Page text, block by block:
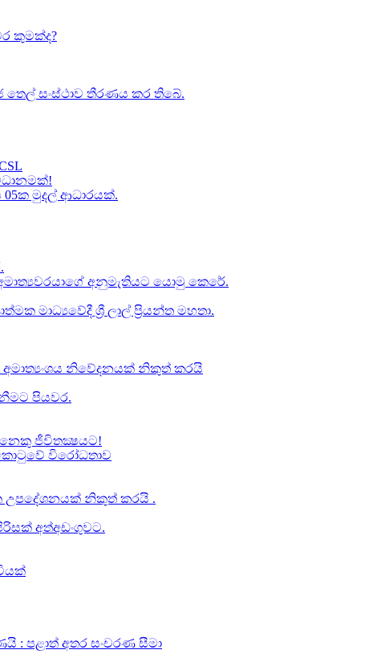
කුමක්ද​?
තෙල් සංස්ථාව තීරණය කර තිබේ.
මුදල් ආධාරයක්​.
අනුමැතියට​ යොමු කෙරේ.
මාධ්‍යවේදී ශ්‍රී ලාල් ප්‍රියන්ත මහතා.
අමාත්‍යංශය නිවේදනයක් නිකුත් කරයි
පියවර​.
ජීවිතක්‍ෂයට​!
විරෝධතාව
උපදේශනයක් නිකුත් කරයි .
අත්අඩංගුවට.
: පළාත් අතර සංචරණ සීමා